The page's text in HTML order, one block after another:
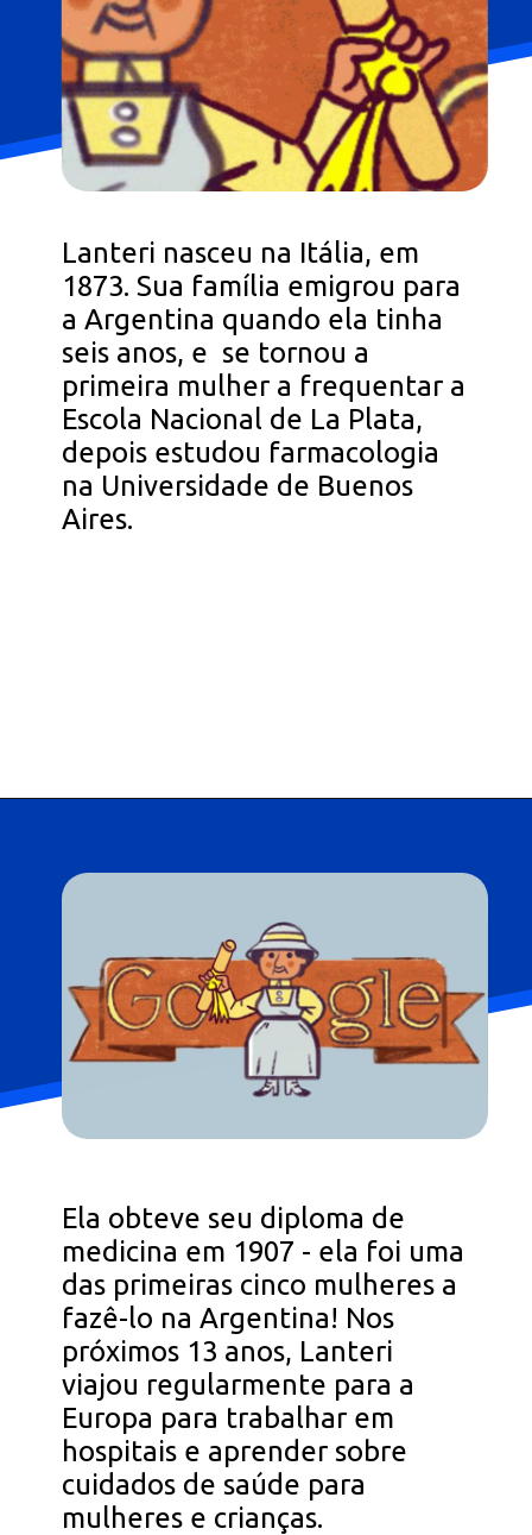
Lanteri nasceu na Itália, em
1873. Sua família emigrou para
a Argentina quando ela tinha
seis anos, e se tornou a
primeira mulher a frequentar a
Escola Nacional de La Plata,
depois estudou farmacologia
na Universidade de Buenos
Aires.
Ela obteve seu diploma de
medicina em 1907 - ela foi uma
das primeiras cinco mulheres a
fazê-lo na Argentina! Nos
próximos 13 anos, Lanteri
viajou regularmente para a
Europa para trabalhar em
hospitais e aprender sobre
cuidados de saúde para
mulheres e crianças.